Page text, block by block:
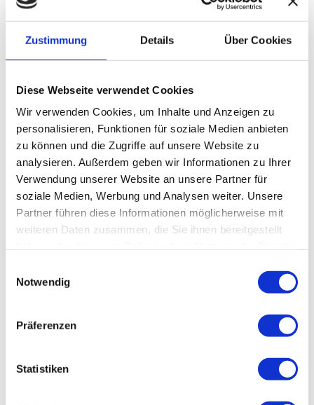
Zustimmung Details Über Cookies
Diese Webseite verwendet Cookies
Wir verwenden Cookies, um Inhalte und Anzeigen zu
personalisieren, Funktionen für soziale Medien anbieten
zu können und die Zugriffe auf unsere Website zu
analysieren. Außerdem geben wir Informationen zu Ihrer
Verwendung unserer Website an unsere Partner für
soziale Medien, Werbung und Analysen weiter. Unsere
Partner führen diese Informationen möglicherweise mit
weiteren Daten zusammen, die Sie ihnen bereitgestellt
Notwendig
Präferenzen
Statistiken